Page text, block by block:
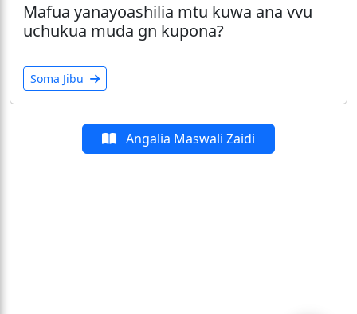
Mafua yanayoashilia mtu kuwa ana vvu
uchukua muda gn kupona?
Soma Jibu
Angalia Maswali Zaidi